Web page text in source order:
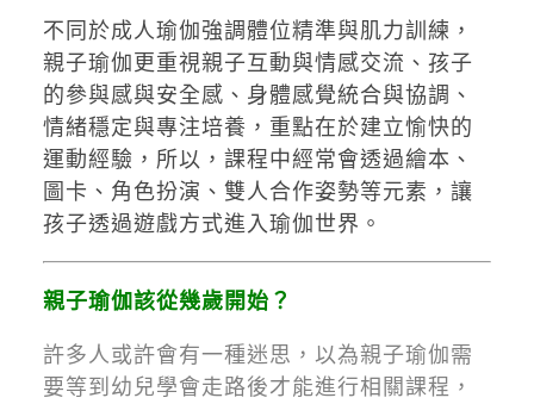
不同於成人瑜伽強調體位精準與肌力訓練，
親子瑜伽更重視親子互動與情感交流、孩子
的參與感與安全感、身體感覺統合與協調、
情緒穩定與專注培養，重點在於建立愉快的
運動經驗，所以，課程中經常會透過繪本、
圖卡、角色扮演、雙人合作姿勢等元素，讓
孩子透過遊戲方式進入瑜伽世界。
親子瑜伽該從幾歲開始？
許多人或許會有一種迷思，以為親子瑜伽需
要等到幼兒學會走路後才能進行相關課程，